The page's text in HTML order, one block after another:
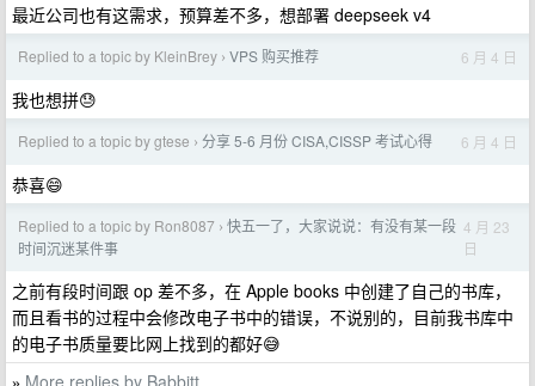
最近公司也有这需求，预算差不多，想部署 deepseek v4
Replied to a topic by KleinBrey › VPS 购买推荐 6 月 4 日
我也想拼😓
Replied to a topic by gtese › 分享 5-6 月份 CISA,CISSP 考试心得 6 月 4 日
恭喜😄
Replied to a topic by Ron8087 › 快五一了，大家说说：有没有某一段
时间沉迷某件事
4 月 23
日
之前有段时间跟 op 差不多，在 Apple books 中创建了自己的书库，
而且看书的过程中会修改电子书中的错误，不说别的，目前我书库中
的电子书质量要比网上找到的都好😅
More replies by Babbitt